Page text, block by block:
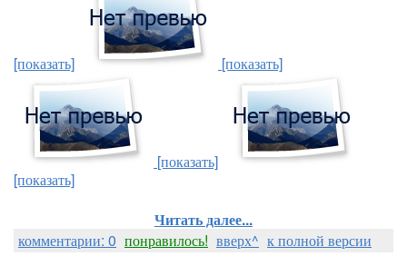
[показать] [показать]
[показать]
[показать]
Читать далее...
комментарии: 0 понравилось! вверх^ к полной версии